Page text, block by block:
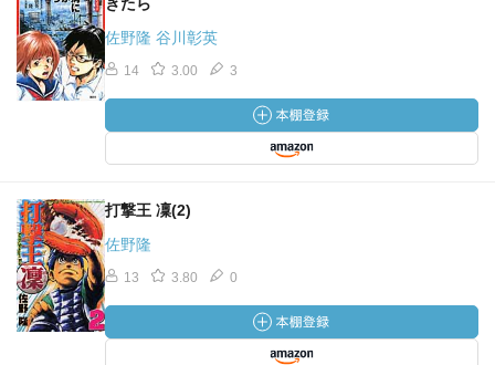
佐野隆 谷川彰英
14 3.00 3
打撃王 凜(2)
佐野隆
13 3.80 0